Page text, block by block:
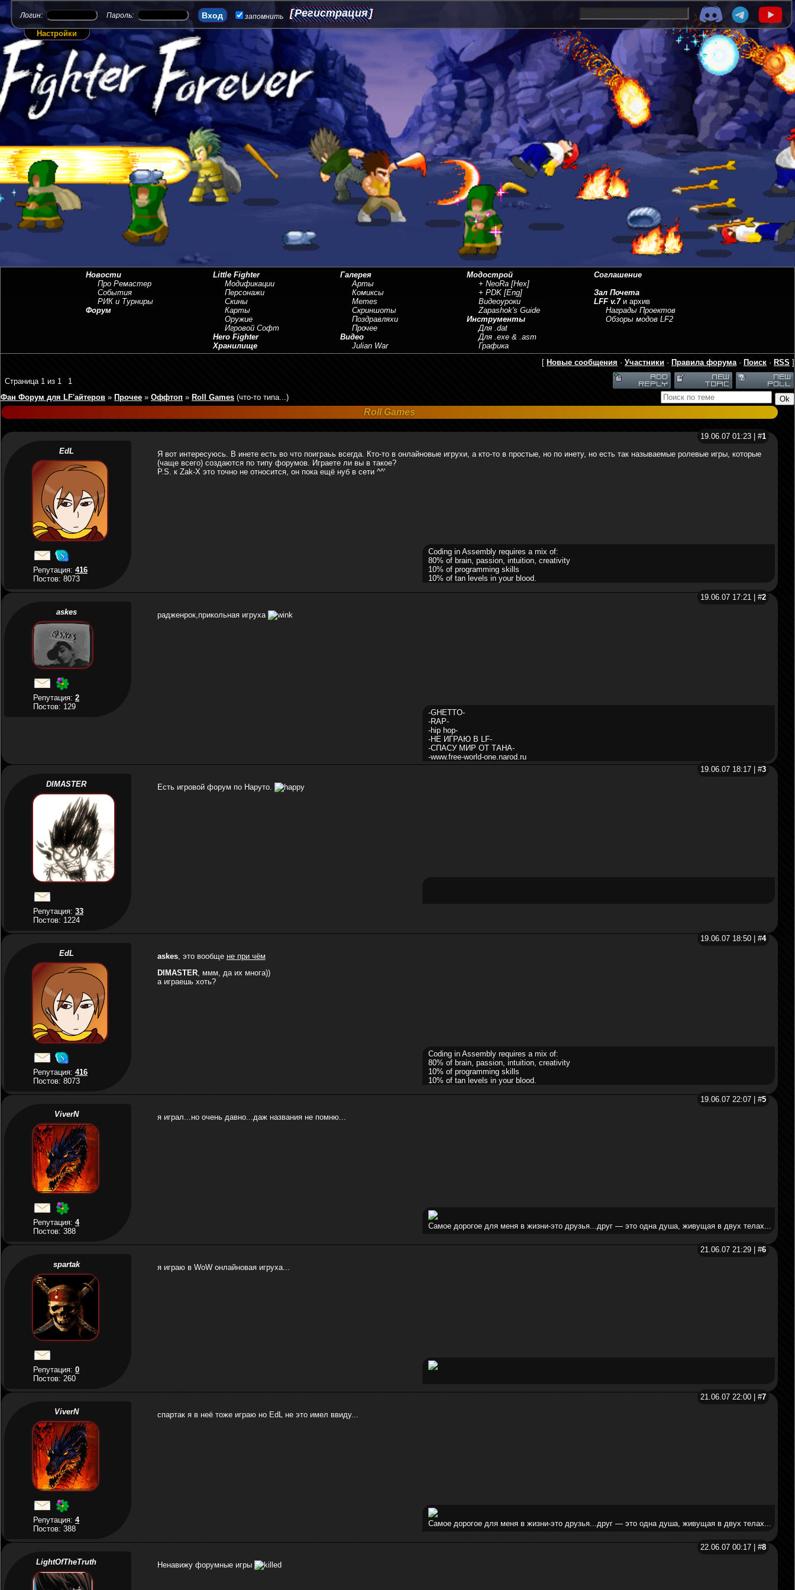
Логин: Пароль: запомнить Регистрация
Настройки
Новости
Про Ремастер
События
РИК и Турниры
Форум
Little Fighter
Модификации
Персонажи
Скины
Карты
Оружие
Игровой Софт
Hero Fighter
Хранилище
Галерея
Арты
Комиксы
Memes
Скриншоты
Поздравляхи
Прочее
Видео
Julian War
Модострой
+ NeoRa [Hex]
+ PDK [Eng]
Видеоуроки
Zapashok's Guide
Инструменты
Для .dat
Для .exe & .asm
Графика
Соглашение
Зал Почета
LFF v.7и архив
Награды Проектов
Обзоры модов LF2
[ Новые сообщения · Участники · Правила форума· Поиск · RSS ]
Страница 1 из 1
1
Фан Форум для LF'айтеров » Прочее » Оффтоп » Roll Games (что-то типа...)
Roll Games
19.06.07 01:23 | #1
EdL
Репутация:416
Постов: 8073
Я вот интересуюсь. В инете есть во что поиграьь всегда. Кто-то в онлайновые игрухи, а кто-то в простые, но по инету, но есть так называемые ролевые игры, которые
(чаще всего) создаются по типу форумов. Играете ли вы в такое?
P.S. к Zak-X это точно не относится, он пока ещё нуб в сети ^^'
Coding in Assembly requires a mix of:
80% of brain, passion, intuition, creativity
10% of programming skills
10% of tan levels in your blood.
19.06.07 17:21 | #2
askes
Репутация:2
Постов: 129
радженрок,прикольная игруха
-GHETTO-
-RAP-
-hip hop-
-НЕ ИГРАЮ В LF-
-СПАСУ МИР ОТ ТАНА-
-www.free-world-one.narod.ru
19.06.07 18:17 | #3
DIMASTER
Репутация:33
Постов: 1224
Есть игровой форум по Наруто.
19.06.07 18:50 | #4
EdL
Репутация:416
Постов: 8073
askes, это вообще не при чём
DIMASTER, ммм, да их многа))
а играешь хоть?
Coding in Assembly requires a mix of:
80% of brain, passion, intuition, creativity
10% of programming skills
10% of tan levels in your blood.
19.06.07 22:07 | #5
ViverN
Репутация:4
Постов: 388
я играл...но очень давно...даж названия не помню...
Самое дорогое для меня в жизни-это друзья...друг — это одна душа, живущая в двух телах...
21.06.07 21:29 | #6
spartak
Репутация:0
Постов: 260
я играю в WoW онлайновая игруха...
21.06.07 22:00 | #7
ViverN
Репутация:4
Постов: 388
спартак я в неё тоже играю но EdL не это имел ввиду...
Самое дорогое для меня в жизни-это друзья...друг — это одна душа, живущая в двух телах...
22.06.07 00:17 | #8
LightOfTheTruth
Ненавижу форумные игры